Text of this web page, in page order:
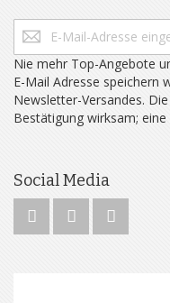
Nie mehr Top-Angebote
E-Mail Adresse speichern
Newsletter-Versandes.
Bestätigung wirksam;
Social Media